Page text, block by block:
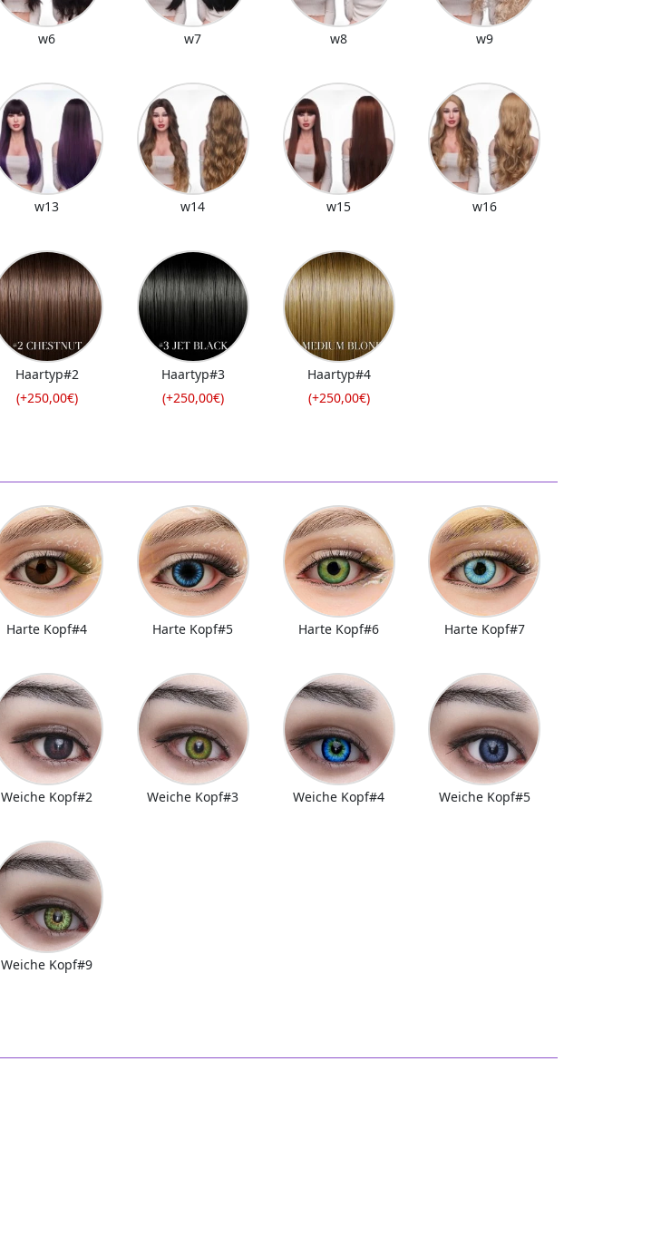
w6 w7 w8 w9
w13 w14 w15 w16
Haartyp#2
(+250,00€)
Haartyp#3
(+250,00€)
Haartyp#4
(+250,00€)
Harte Kopf#4 Harte Kopf#5 Harte Kopf#6 Harte Kopf#7
Weiche Kopf#2 Weiche Kopf#3 Weiche Kopf#4 Weiche Kopf#5
Weiche Kopf#9